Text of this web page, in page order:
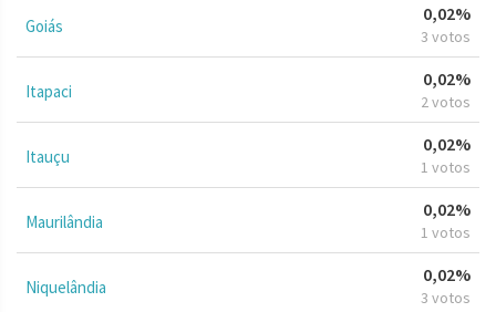
Goiás
0,02%
3 votos
Itapaci
0,02%
2 votos
Itauçu
0,02%
1 votos
Maurilândia
0,02%
1 votos
Niquelândia
0,02%
3 votos